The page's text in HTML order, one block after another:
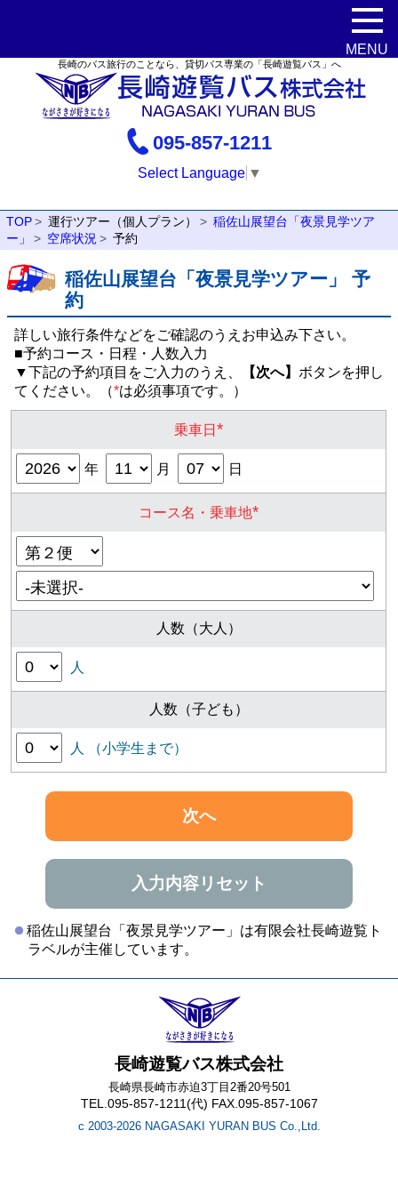
長崎のバス旅行のことなら、貸切バス専業の「長崎遊覧バス」へ
095-857-1211
Select Language ▼
TOP 運行ツアー（個人プラン）
稲佐山展望台「夜景見学ツア
ー」
空席状況 予約
稲佐山展望台「夜景見学ツアー」 予
約
詳しい旅行条件などをご確認のうえお申込み下さい。
■予約コース・日程・人数入力
▼下記の予約項目をご入力のうえ、
【次へ】 ボタンを押し
てください。（*は必須事項です。）
乗車日*
年 月 日
コース名・乗車地*
人数（大人）
人
人数（子ども）
人 （小学生まで）
次へ
入力内容リセット
稲佐山展望台「夜景見学ツアー」は有限会社長崎遊覧ト
ラベルが主催しています。
長崎遊覧バス株式会社
長崎県長崎市赤迫3丁目2番20号501
TEL.095-857-1211(代) FAX.095-857-1067
c 2003-2026 NAGASAKI YURAN BUS Co.,Ltd.